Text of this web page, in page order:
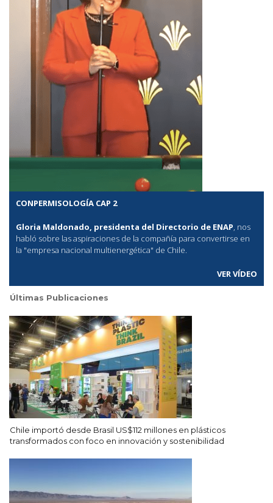
CONPERMISOLOGÍA CAP 2
Gloria Maldonado, presidenta del Directorio de ENAP , nos
habló sobre las aspiraciones de la compañía para convertirse en
la "empresa nacional multienergética" de Chile.
VER VÍDEO
Últimas Publicaciones
Chile importó desde Brasil US$112 millones en plásticos
transformados con foco en innovación y sostenibilidad